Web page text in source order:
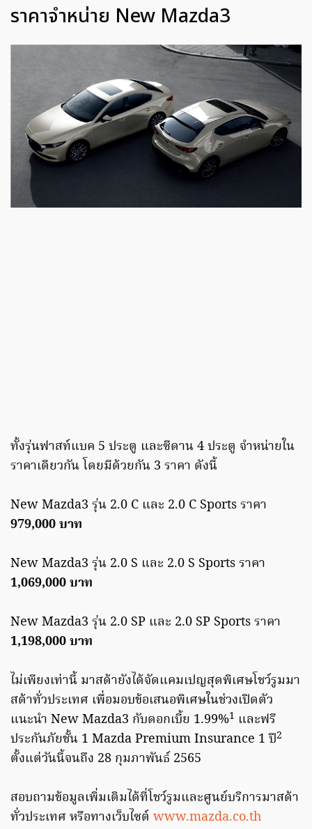
ราคาจำหน่าย New Mazda3
ทั้งรุ่นฟาสท์แบค 5 ประตู และซีดาน 4 ประตู จำหน่ายใน
ราคาเดียวกัน โดยมีด้วยกัน 3 ราคา ดังนี้
New Mazda3 รุ่น 2.0 C และ 2.0 C Sports ราคา
979,000 บาท
New Mazda3 รุ่น 2.0 S และ 2.0 S Sports ราคา
1,069,000 บาท
New Mazda3 รุ่น 2.0 SP และ 2.0 SP Sports ราคา
1,198,000 บาท
ไม่เพียงเท่านี้ มาสด้ายังได้จัดแคมเปญสุดพิเศษโชว์รูมมา
สด้าทั่วประเทศ เพื่อมอบข้อเสนอพิเศษในช่วงเปิดตัว
แนะนำ New Mazda3 กับดอกเบี้ย 1.99%1 และฟรี
ประกันภัยชั้น 1 Mazda Premium Insurance 1 ปี2
ตั้งแต่วันนี้จนถึง 28 กุมภาพันธ์ 2565
สอบถามข้อมูลเพิ่มเติมได้ที่โชว์รูมและศูนย์บริการมาสด้า
ทั่วประเทศ หรือทางเว็บไซต์ www.mazda.co.th